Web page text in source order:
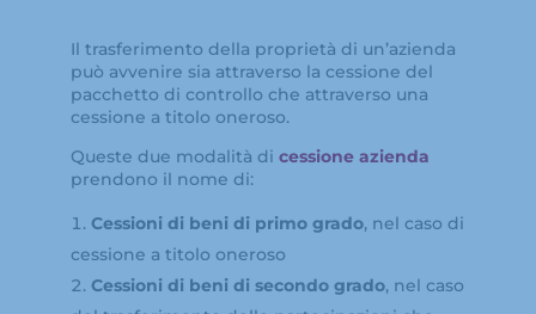
Il trasferimento della proprietà di un’azienda
può avvenire sia attraverso la cessione del
pacchetto di controllo che attraverso una
cessione a titolo oneroso.
Queste due modalità dicessione azienda
prendono il nome di:
Cessioni di beni di primo grado, nel caso di
cessione a titolo oneroso
Cessioni di beni di secondo grado, nel caso